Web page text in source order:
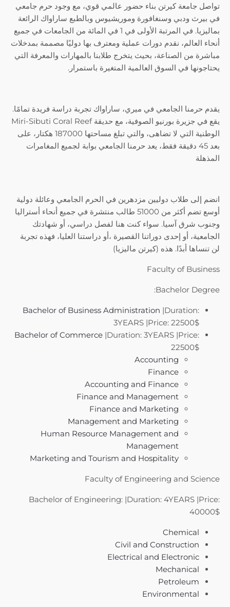
تواصل جامعة كيرتن بناء حضور عالمي قوي، مع وجود حرم جامعي
في بيرث ودبي وسنغافورة وموريشيوس وبالطبع ساراواك الرائعة
بماليزيا. في المرتبة الأولى في 1 في المائة من الجامعات في جميع
أنحاء العالم، نقدم دورات عملية ومعترف بها دوليًا مصممة بمدخلات
مباشرة من الصناعة، بحيث يتخرج طلابنا بالمهارات والمعرفة التي
يحتاجونها في السوق العالمية المتغيرة باستمرار.
يقدم حرمنا الجامعي في ميري، ساراواك تجربة دراسة فريدة تمامًا.
يقع في جزيرة بورنيو الصوفية، مع حديقة Miri-Sibuti Coral Reef
الوطنية التي لا تضاهى، والتي تبلغ مساحتها 187000 هكتار، على
بعد 45 دقيقة فقط، يعد حرمنا الجامعي بوابة لجميع المغامرات
المذهلة
انضم إلى طلاب دوليين مزدهرين في الحرم الجامعي وعائلة دولية
أوسع تضم أكثر من 51000 طالب منتشرة في جميع أنحاء أستراليا
وجنوب شرق آسيا. سواء كنت هنا لفصل دراسي، أو شهادتك
الجامعية، أو إحدى دوراتنا القصيرة ،أو دراستنا العليا، فهذه تجربة
لن تنساها أبدًا. هذه (كيرتن ماليزيا)
Faculty of Business
Bachelor Degree:
Bachelor of Business Administration |Duration:
3YEARS |Price: 22500$
Bachelor of Commerce |Duration: 3YEARS |Price:
22500$
Accounting
Finance
Accounting and Finance
Finance and Management
Finance and Marketing
Management and Marketing
Human Resource Management and
Management
Marketing and Tourism and Hospitality
Faculty of Engineering and Science
Bachelor of Engineering: |Duration: 4YEARS |Price:
40000$
Chemical
Civil and Construction
Electrical and Electronic
Mechanical
Petroleum
Environmental